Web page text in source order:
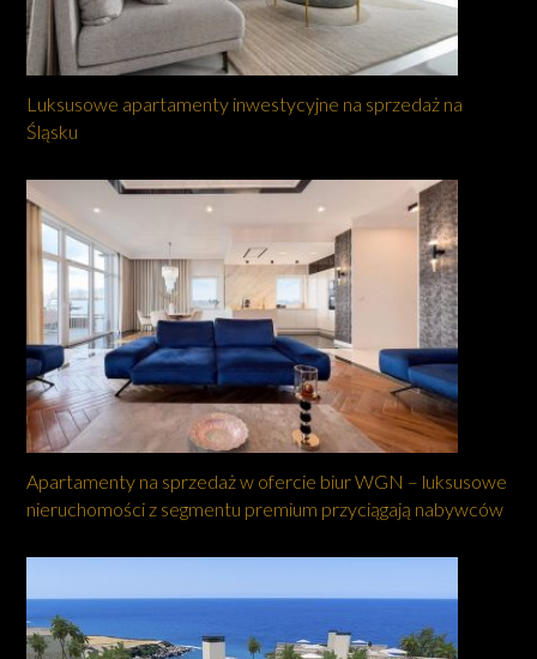
Luksusowe apartamenty inwestycyjne na sprzedaż na
Śląsku
Apartamenty na sprzedaż w ofercie biur WGN – luksusowe
nieruchomości z segmentu premium przyciągają nabywców